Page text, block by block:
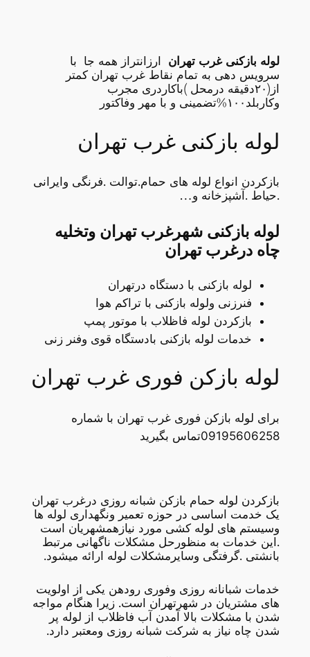
لوله بازکنی غرب تهران ارزانتراز همه جا با
سرویس دهی به تمام نقاط غرب تهران کمتر
از(۲۰دقیقه درمحل )باکاردری مجرب
وکاربلد۱۰۰%تضمینی و با مهر وفاکتور
لوله بازکنی غرب تهران
بازکردن انواع لوله های حمام.توالت .فرنگی وایرانی
.حیاط .آشپزخانه و…
لوله بازکنی شهرغرب تهران وتخلیه
چاه درغرب تهران
لوله بازکنی با دستگاه درتهران
فنرزنی ولوله بازکنی با تراکم هوا
بازکردن لوله فاظلاب با موتور پمپ
خدمات لوله بازکنی بادستگاه قوی وفنر زنی
لوله بازکن فوری غرب تهران
برای لوله بازکن فوری غرب تهران با شماره
09195606258تماس بگیرید
بازکردن لوله حمام بازکن شبانه روزی درغرب تهران
یک خدمت اساسی در حوزه تعمیر ونگهداری لوله ها
وسیستم های لوله کشی مورد نیازهمشهریان است
.این خدمات به منظورحل مشکلات ناگهانی مرتبط
بانشتی .گرفتگی وسایرمشکلات لوله ارائه میشود.
خدمات شبانانه روزی وفوری رودهن یکی از اولویت
های مشتریان در شهرتهران است. زیرا هنگام مواجه
شدن با مشکلات بالا آمدن آب فاظلاب از لوله پر
شدن چاه نیاز به شرکت شبانه روزی ومعتبر دارد.